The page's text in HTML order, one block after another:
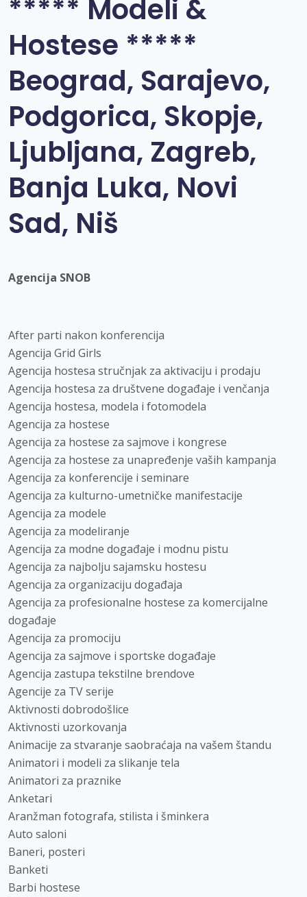
***** Modeli &
Hostese *****
Beograd, Sarajevo,
Podgorica, Skopje,
Ljubljana, Zagreb,
Banja Luka, Novi
Sad, Niš
Agencija SNOB
After parti nakon konferencija
Agencija Grid Girls
Agencija hostesa stručnjak za aktivaciju i prodaju
Agencija hostesa za društvene događaje i venčanja
Agencija hostesa, modela i fotomodela
Agencija za hostese
Agencija za hostese za sajmove i kongrese
Agencija za hostese za unapređenje vaših kampanja
Agencija za konferencije i seminare
Agencija za kulturno-umetničke manifestacije
Agencija za modele
Agencija za modeliranje
Agencija za modne događaje i modnu pistu
Agencija za najbolju sajamsku hostesu
Agencija za organizaciju događaja
Agencija za profesionalne hostese za komercijalne
događaje
Agencija za promociju
Agencija za sajmove i sportske događaje
Agencija zastupa tekstilne brendove
Agencije za TV serije
Aktivnosti dobrodošlice
Aktivnosti uzorkovanja
Animacije za stvaranje saobraćaja na vašem štandu
Animatori i modeli za slikanje tela
Animatori za praznike
Anketari
Aranžman fotografa, stilista i šminkera
Auto saloni
Baneri, posteri
Banketi
Barbi hostese